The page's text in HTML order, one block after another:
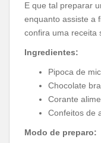
E que tal preparar
enquanto assiste a
confira uma receita
Ingredientes:
Pipoca de
Chocolate
Corante
Confeitos de
Modo de preparo: